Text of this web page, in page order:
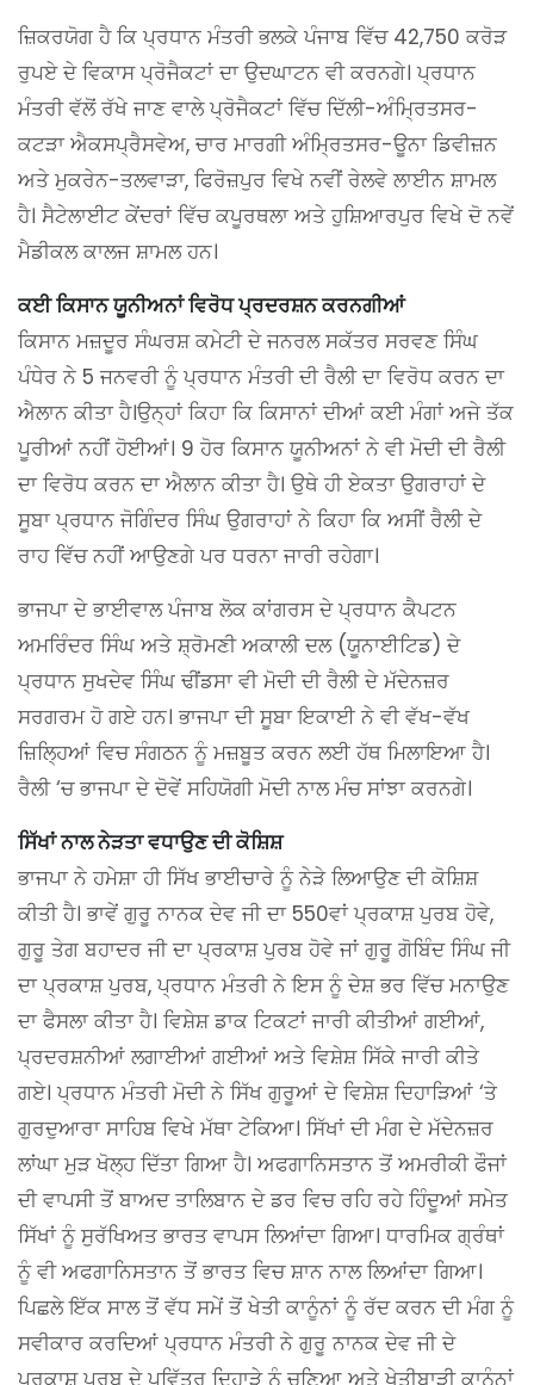
ਜ਼ਿਕਰਯੋਗ ਹੈ ਕਿ ਪ੍ਰਧਾਨ ਮੰਤਰੀ ਭਲਕੇ ਪੰਜਾਬ ਵਿੱਚ 42,750 ਕਰੋੜ
ਰੁਪਏ ਦੇ ਵਿਕਾਸ ਪ੍ਰੋਜੈਕਟਾਂ ਦਾ ਉਦਘਾਟਨ ਵੀ ਕਰਨਗੇ। ਪ੍ਰਧਾਨ
ਮੰਤਰੀ ਵੱਲੋਂ ਰੱਖੇ ਜਾਣ ਵਾਲੇ ਪ੍ਰੋਜੈਕਟਾਂ ਵਿੱਚ ਦਿੱਲੀ-ਅੰਮ੍ਰਿਤਸਰ-
ਕਟੜਾ ਐਕਸਪ੍ਰੈਸਵੇਅ, ਚਾਰ ਮਾਰਗੀ ਅੰਮ੍ਰਿਤਸਰ-ਊਨਾ ਡਿਵੀਜ਼ਨ
ਅਤੇ ਮੁਕਰੇਨ-ਤਲਵਾੜਾ, ਫਿਰੋਜ਼ਪੁਰ ਵਿਖੇ ਨਵੀਂ ਰੇਲਵੇ ਲਾਈਨ ਸ਼ਾਮਲ
ਹੈ। ਸੈਟੇਲਾਈਟ ਕੇਂਦਰਾਂ ਵਿੱਚ ਕਪੂਰਥਲਾ ਅਤੇ ਹੁਸ਼ਿਆਰਪੁਰ ਵਿਖੇ ਦੋ ਨਵੇਂ
ਮੈਡੀਕਲ ਕਾਲਜ ਸ਼ਾਮਲ ਹਨ।
ਕਈ ਕਿਸਾਨ ਯੂਨੀਅਨਾਂ ਵਿਰੋਧ ਪ੍ਰਦਰਸ਼ਨ ਕਰਨਗੀਆਂ
ਕਿਸਾਨ ਮਜ਼ਦੂਰ ਸੰਘਰਸ਼ ਕਮੇਟੀ ਦੇ ਜਨਰਲ ਸਕੱਤਰ ਸਰਵਣ ਸਿੰਘ
ਪੰਧੇਰ ਨੇ 5 ਜਨਵਰੀ ਨੂੰ ਪ੍ਰਧਾਨ ਮੰਤਰੀ ਦੀ ਰੈਲੀ ਦਾ ਵਿਰੋਧ ਕਰਨ ਦਾ
ਐਲਾਨ ਕੀਤਾ ਹੈ।ਉਨ੍ਹਾਂ ਕਿਹਾ ਕਿ ਕਿਸਾਨਾਂ ਦੀਆਂ ਕਈ ਮੰਗਾਂ ਅਜੇ ਤੱਕ
ਪੂਰੀਆਂ ਨਹੀਂ ਹੋਈਆਂ। 9 ਹੋਰ ਕਿਸਾਨ ਯੂਨੀਅਨਾਂ ਨੇ ਵੀ ਮੋਦੀ ਦੀ ਰੈਲੀ
ਦਾ ਵਿਰੋਧ ਕਰਨ ਦਾ ਐਲਾਨ ਕੀਤਾ ਹੈ। ਉਥੇ ਹੀ ਏਕਤਾ ਉਗਰਾਹਾਂ ਦੇ
ਸੂਬਾ ਪ੍ਰਧਾਨ ਜੋਗਿੰਦਰ ਸਿੰਘ ਉਗਰਾਹਾਂ ਨੇ ਕਿਹਾ ਕਿ ਅਸੀਂ ਰੈਲੀ ਦੇ
ਰਾਹ ਵਿੱਚ ਨਹੀਂ ਆਉਣਗੇ ਪਰ ਧਰਨਾ ਜਾਰੀ ਰਹੇਗਾ।
ਭਾਜਪਾ ਦੇ ਭਾਈਵਾਲ ਪੰਜਾਬ ਲੋਕ ਕਾਂਗਰਸ ਦੇ ਪ੍ਰਧਾਨ ਕੈਪਟਨ
ਅਮਰਿੰਦਰ ਸਿੰਘ ਅਤੇ ਸ਼੍ਰੋਮਣੀ ਅਕਾਲੀ ਦਲ (ਯੂਨਾਈਟਿਡ) ਦੇ
ਪ੍ਰਧਾਨ ਸੁਖਦੇਵ ਸਿੰਘ ਢੀਂਡਸਾ ਵੀ ਮੋਦੀ ਦੀ ਰੈਲੀ ਦੇ ਮੱਦੇਨਜ਼ਰ
ਸਰਗਰਮ ਹੋ ਗਏ ਹਨ। ਭਾਜਪਾ ਦੀ ਸੂਬਾ ਇਕਾਈ ਨੇ ਵੀ ਵੱਖ-ਵੱਖ
ਜ਼ਿਲ੍ਹਿਆਂ ਵਿਚ ਸੰਗਠਨ ਨੂੰ ਮਜ਼ਬੂਤ ​​ਕਰਨ ਲਈ ਹੱਥ ਮਿਲਾਇਆ ਹੈ।
ਰੈਲੀ ‘ਚ ਭਾਜਪਾ ਦੇ ਦੋਵੇਂ ਸਹਿਯੋਗੀ ਮੋਦੀ ਨਾਲ ਮੰਚ ਸਾਂਝਾ ਕਰਨਗੇ।
ਸਿੱਖਾਂ ਨਾਲ ਨੇੜਤਾ ਵਧਾਉਣ ਦੀ ਕੋਸ਼ਿਸ਼
ਭਾਜਪਾ ਨੇ ਹਮੇਸ਼ਾ ਹੀ ਸਿੱਖ ਭਾਈਚਾਰੇ ਨੂੰ ਨੇੜੇ ਲਿਆਉਣ ਦੀ ਕੋਸ਼ਿਸ਼
ਕੀਤੀ ਹੈ। ਭਾਵੇਂ ਗੁਰੂ ਨਾਨਕ ਦੇਵ ਜੀ ਦਾ 550ਵਾਂ ਪ੍ਰਕਾਸ਼ ਪੁਰਬ ਹੋਵੇ,
ਗੁਰੂ ਤੇਗ ਬਹਾਦਰ ਜੀ ਦਾ ਪ੍ਰਕਾਸ਼ ਪੁਰਬ ਹੋਵੇ ਜਾਂ ਗੁਰੂ ਗੋਬਿੰਦ ਸਿੰਘ ਜੀ
ਦਾ ਪ੍ਰਕਾਸ਼ ਪੁਰਬ, ਪ੍ਰਧਾਨ ਮੰਤਰੀ ਨੇ ਇਸ ਨੂੰ ਦੇਸ਼ ਭਰ ਵਿੱਚ ਮਨਾਉਣ
ਦਾ ਫੈਸਲਾ ਕੀਤਾ ਹੈ। ਵਿਸ਼ੇਸ਼ ਡਾਕ ਟਿਕਟਾਂ ਜਾਰੀ ਕੀਤੀਆਂ ਗਈਆਂ,
ਪ੍ਰਦਰਸ਼ਨੀਆਂ ਲਗਾਈਆਂ ਗਈਆਂ ਅਤੇ ਵਿਸ਼ੇਸ਼ ਸਿੱਕੇ ਜਾਰੀ ਕੀਤੇ
ਗਏ। ਪ੍ਰਧਾਨ ਮੰਤਰੀ ਮੋਦੀ ਨੇ ਸਿੱਖ ਗੁਰੂਆਂ ਦੇ ਵਿਸ਼ੇਸ਼ ਦਿਹਾੜਿਆਂ ‘ਤੇ
ਗੁਰਦੁਆਰਾ ਸਾਹਿਬ ਵਿਖੇ ਮੱਥਾ ਟੇਕਿਆ। ਸਿੱਖਾਂ ਦੀ ਮੰਗ ਦੇ ਮੱਦੇਨਜ਼ਰ
ਲਾਂਘਾ ਮੁੜ ਖੋਲ੍ਹ ਦਿੱਤਾ ਗਿਆ ਹੈ। ਅਫਗਾਨਿਸਤਾਨ ਤੋਂ ਅਮਰੀਕੀ ਫੌਜਾਂ
ਦੀ ਵਾਪਸੀ ਤੋਂ ਬਾਅਦ ਤਾਲਿਬਾਨ ਦੇ ਡਰ ਵਿਚ ਰਹਿ ਰਹੇ ਹਿੰਦੂਆਂ ਸਮੇਤ
ਸਿੱਖਾਂ ਨੂੰ ਸੁਰੱਖਿਅਤ ਭਾਰਤ ਵਾਪਸ ਲਿਆਂਦਾ ਗਿਆ। ਧਾਰਮਿਕ ਗ੍ਰੰਥਾਂ
ਨੂੰ ਵੀ ਅਫਗਾਨਿਸਤਾਨ ਤੋਂ ਭਾਰਤ ਵਿਚ ਸ਼ਾਨ ਨਾਲ ਲਿਆਂਦਾ ਗਿਆ।
ਪਿਛਲੇ ਇੱਕ ਸਾਲ ਤੋਂ ਵੱਧ ਸਮੇਂ ਤੋਂ ਖੇਤੀ ਕਾਨੂੰਨਾਂ ਨੂੰ ਰੱਦ ਕਰਨ ਦੀ ਮੰਗ ਨੂੰ
ਸਵੀਕਾਰ ਕਰਦਿਆਂ ਪ੍ਰਧਾਨ ਮੰਤਰੀ ਨੇ ਗੁਰੂ ਨਾਨਕ ਦੇਵ ਜੀ ਦੇ
ਪ੍ਰਕਾਸ਼ ਪੁਰਬ ਦੇ ਪਵਿੱਤਰ ਦਿਹਾੜੇ ਨੂੰ ਚੁਣਿਆ ਅਤੇ ਖੇਤੀਬਾੜੀ ਕਾਨੂੰਨਾਂ